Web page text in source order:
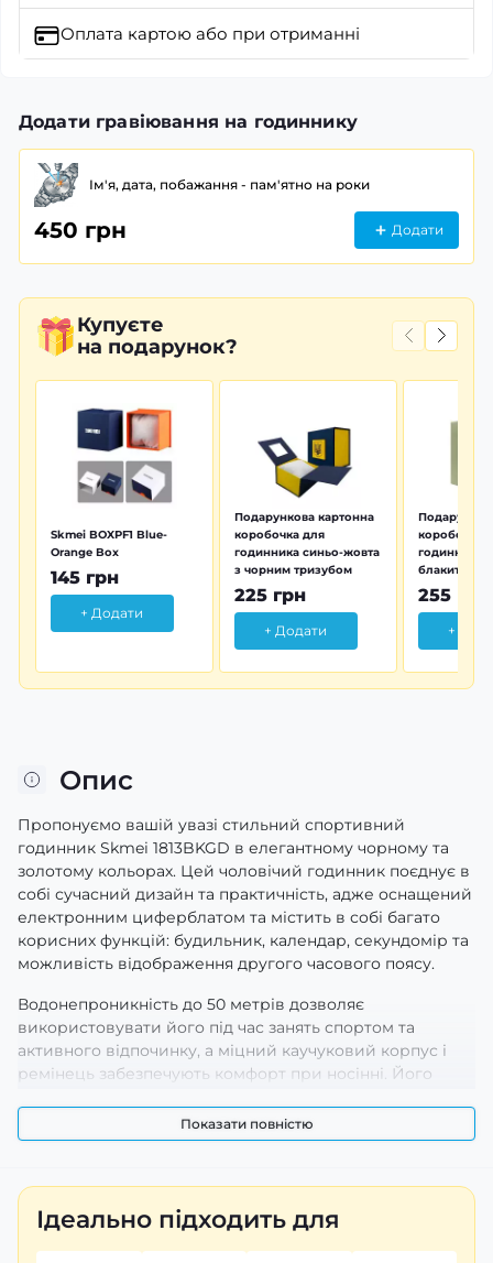
Оплата картою або при отриманні
Додати гравіювання на годиннику
Ім'я, дата, побажання - пам'ятно на роки
450 грн Додати
Купуєте
на подарунок?
Skmei BOXPF1 Blue-
Orange Box
145 грн
+ Додати
Подарункова картонна
коробочка для
годинника синьо-жовта
з чорним тризубом
225 грн
+ Додати
коробочка
годинника
блакитна
255 грн
+
Опис
Пропонуємо вашій увазі стильний спортивний
годинник Skmei 1813BKGD в елегантному чорному та
золотому кольорах. Цей чоловічий годинник поєднує в
собі сучасний дизайн та практичність, адже оснащений
електронним циферблатом та містить в собі багато
корисних функцій: будильник, календар, секундомір та
можливість відображення другого часового поясу.
Водонепроникність до 50 метрів дозволяє
використовувати його під час занять спортом та
активного відпочинку, а міцний каучуковий корпус і
ремінець забезпечують комфорт при носінні. Його
годинник від пошкоджень, а люмінесцентне
підсвічування забезпечує зручність використання в
Розміри корпусу - 45 х 45 мм, вага - всього 75 г, що
робить його легким і стильним доповненням до
вашого образу. Годинник Skmei 1813BKGD - це
Показати повністю
Ідеально підходить для